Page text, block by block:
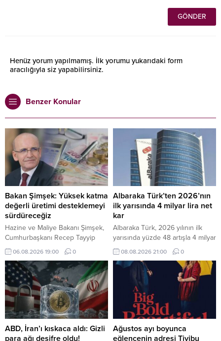
Henüz yorum yapılmamış. İlk yorumu yukarıdaki form
aracılığıyla siz yapabilirsiniz.
Benzer Konular
Bakan Şimşek: Yüksek katma
değerli üretimi desteklemeyi
sürdüreceğiz
Hazine ve Maliye Bakanı Şimşek,
Cumhurbaşkanı Recep Tayyip
Erdoğan'ın liderliğinde verimliliği
artıran, yüksek katma değerli
üretimi destekleyen ve
makroekonomik istikrarı
güçlendiren politikaların
uygulanmaya devam edeceğini
belirtti.
06.08.2026 19:00 0
Albaraka Türk’ten 2026’nın
ilk yarısında 4 milyar lira net
kar
Albaraka Türk, 2026 yılının ilk
yarısında yüzde 48 artışla 4 milyar
lira net kar elde etti.
08.08.2026 21:00 0
ABD, İran’ı kıskaca aldı: Gizli
para ağı deşifre oldu!
Ağustos ayı boyunca
eğlencenin adresi Tivibu